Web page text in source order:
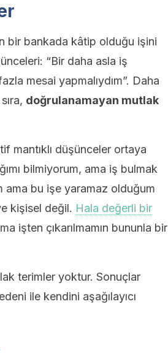
bir bankada kâtip olduğu işini
“Bir daha asla iş
mesai yapmalıydım”. Daha
doğrulanamayan mutlak
mantıklı düşünceler ortaya
bilmiyorum, ama iş bulmak
ama bu işe yaramaz olduğum
kişisel değil. Hala değerli bir
işten çıkarılmamın bununla bir
terimler yoktur. Sonuçlar
ile kendini aşağılayıcı